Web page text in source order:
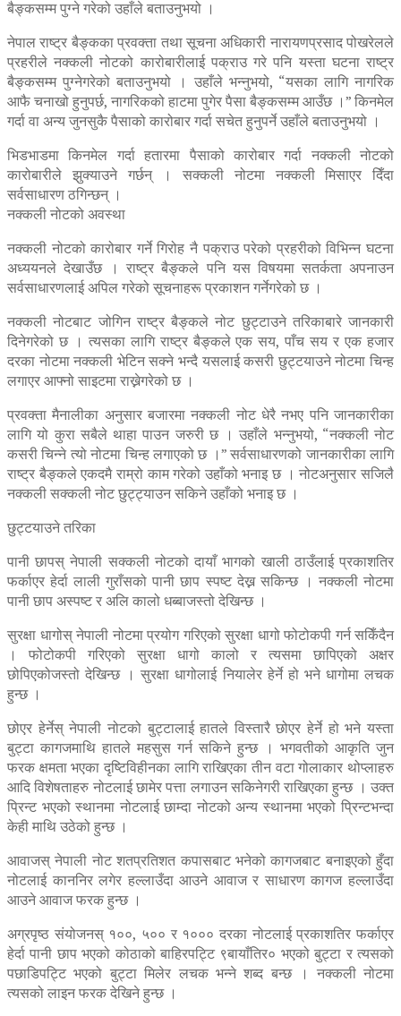
बैङ्कसम्म पुग्ने गरेको उहाँले बताउनुभयो ।
नेपाल राष्ट्र बैङ्कका प्रवक्ता तथा सूचना अधिकारी नारायणप्रसाद पोखरेलले
प्रहरीले नक्कली नोटको कारोबारीलाई पक्राउ गरे पनि यस्ता घटना राष्ट्र
बैङ्कसम्म पुग्नेगरेको बताउनुभयो । उहाँले भन्नुभयो, “यसका लागि नागरिक
आफै चनाखो हुनुपर्छ, नागरिकको हाटमा पुगेर पैसा बैङ्कसम्म आउँछ ।” किनमेल
गर्दा वा अन्य जुनसुकै पैसाको कारोबार गर्दा सचेत हुनुपर्ने उहाँले बताउनुभयो ।
भिडभाडमा किनमेल गर्दा हतारमा पैसाको कारोबार गर्दा नक्कली नोटको
कारोबारीले झुक्याउने गर्छन् । सक्कली नोटमा नक्कली मिसाएर दिँदा
सर्वसाधारण ठगिन्छन् ।
नक्कली नोटको अवस्था
नक्कली नोटको कारोबार गर्ने गिरोह नै पक्राउ परेको प्रहरीको विभिन्न घटना
अध्ययनले देखाउँछ । राष्ट्र बैङ्कले पनि यस विषयमा सतर्कता अपनाउन
सर्वसाधारणलाई अपिल गरेको सूचनाहरू प्रकाशन गर्नेगरेको छ ।
नक्कली नोटबाट जोगिन राष्ट्र बैङ्कले नोट छुट्टाउने तरिकाबारे जानकारी
दिनेगरेको छ । त्यसका लागि राष्ट्र बैङ्कले एक सय, पाँच सय र एक हजार
दरका नोटमा नक्कली भेटिन सक्ने भन्दै यसलाई कसरी छुट्टयाउने नोटमा चिन्ह
लगाएर आफ्नो साइटमा राख्नेगरेको छ ।
प्रवक्ता मैनालीका अनुसार बजारमा नक्कली नोट धेरै नभए पनि जानकारीका
लागि यो कुरा सबैले थाहा पाउन जरुरी छ । उहाँले भन्नुभयो, “नक्कली नोट
कसरी चिन्ने त्यो नोटमा चिन्ह लगाएको छ ।” सर्वसाधारणको जानकारीका लागि
राष्ट्र बैङ्कले एकदमै राम्रो काम गरेको उहाँको भनाइ छ । नोटअनुसार सजिलै
नक्कली सक्कली नोट छुट्ट्याउन सकिने उहाँको भनाइ छ ।
छुट्टयाउने तरिका
पानी छापस् नेपाली सक्कली नोटको दायाँ भागको खाली ठाउँलाई प्रकाशतिर
फर्काएर हेर्दा लाली गुराँसको पानी छाप स्पष्ट देख्न सकिन्छ । नक्कली नोटमा
पानी छाप अस्पष्ट र अलि कालो धब्बाजस्तो देखिन्छ ।
सुरक्षा धागोस् नेपाली नोटमा प्रयोग गरिएको सुरक्षा धागो फोटोकपी गर्न सकिँदैन
। फोटोकपी गरिएको सुरक्षा धागो कालो र त्यसमा छापिएको अक्षर
छोपिएकोजस्तो देखिन्छ । सुरक्षा धागोलाई नियालेर हेर्ने हो भने धागोमा लचक
हुन्छ ।
छोएर हेर्नेस् नेपाली नोटको बुट्टालाई हातले विस्तारै छोएर हेर्ने हो भने यस्ता
बुट्टा कागजमाथि हातले महसुस गर्न सकिने हुन्छ । भगवतीको आकृति जुन
फरक क्षमता भएका दृष्टिविहीनका लागि राखिएका तीन वटा गोलाकार थोप्लाहरु
आदि विशेषताहरु नोटलाई छामेर पत्ता लगाउन सकिनेगरी राखिएका हुन्छ । उक्त
प्रिन्ट भएको स्थानमा नोटलाई छाम्दा नोटको अन्य स्थानमा भएको प्रिन्टभन्दा
केही माथि उठेको हुन्छ ।
आवाजस् नेपाली नोट शतप्रतिशत कपासबाट भनेको कागजबाट बनाइएको हुँदा
नोटलाई काननिर लगेर हल्लाउँदा आउने आवाज र साधारण कागज हल्लाउँदा
आउने आवाज फरक हुन्छ ।
अग्रपृष्ठ संयोजनस् १००, ५०० र १००० दरका नोटलाई प्रकाशतिर फर्काएर
हेर्दा पानी छाप भएको कोठाको बाहिरपट्टि ९बायाँतिर० भएको बुट्टा र त्यसको
पछाडिपट्टि भएको बुट्टा मिलेर लचक भन्ने शब्द बन्छ । नक्कली नोटमा
त्यसको लाइन फरक देखिने हुन्छ ।